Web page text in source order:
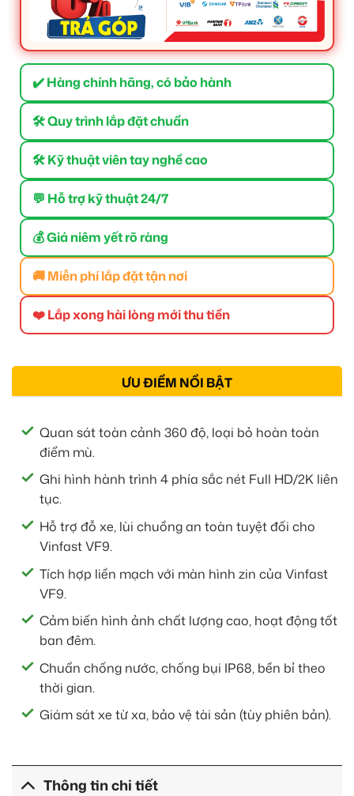
✔️ Hàng chính hãng, có bảo hành
🛠 Quy trình lắp đặt chuẩn
🛠 Kỹ thuật viên tay nghề cao
💬 Hỗ trợ kỹ thuật 24/7
💰 Giá niêm yết rõ ràng
🚚 Miễn phí lắp đặt tận nơi
❤️ Lắp xong hài lòng mới thu tiền
ƯU ĐIỂM NỔI BẬT
Quan sát toàn cảnh 360 độ, loại bỏ hoàn toàn
điểm mù.
Ghi hình hành trình 4 phía sắc nét Full HD/2K liên
tục.
Hỗ trợ đỗ xe, lùi chuồng an toàn tuyệt đối cho
Vinfast VF9.
Tích hợp liền mạch với màn hình zin của Vinfast
VF9.
Cảm biến hình ảnh chất lượng cao, hoạt động tốt
ban đêm.
Chuẩn chống nước, chống bụi IP68, bền bỉ theo
thời gian.
Giám sát xe từ xa, bảo vệ tài sản (tùy phiên bản).
Thông tin chi tiết